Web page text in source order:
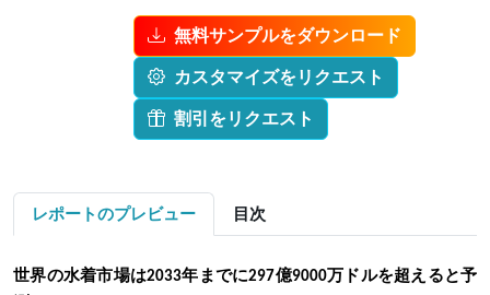
無料サンプルをダウンロード
カスタマイズをリクエスト
割引をリクエスト
レポートのプレビュー 目次
世界の水着市場は2033年までに297億9000万ドルを超えると予